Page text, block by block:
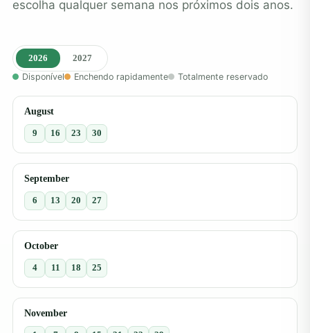
escolha qualquer semana nos próximos dois anos.
2026
2027
Disponível
Enchendo rapidamente Totalmente reservado
August
9 16 23 30
September
6 13 20 27
October
4 11 18 25
November